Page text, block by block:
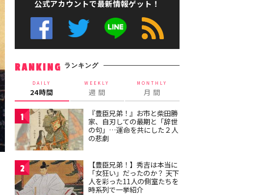
公式アカウントで最新情報ゲット！
RANKING ランキング
DAILY
24時間
WEEKLY
週 間
MONTHLY
月 間
1
『豊臣兄弟！』お市と柴田勝
家、自刃しての最期と「辞世
の句」…運命を共にした２人
の悲劇
2
【豊臣兄弟！】秀吉は本当に
「女狂い」だったのか？ 天下
人を彩った11人の側室たちを
時系列で一挙紹介